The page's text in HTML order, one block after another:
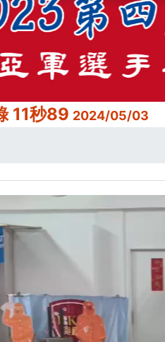
11秒89 2024/05/03